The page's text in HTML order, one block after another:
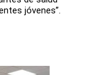
jóvenes”.